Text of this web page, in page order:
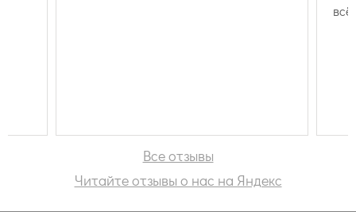
Все отзывы
Читайте отзывы о нас на Яндекс